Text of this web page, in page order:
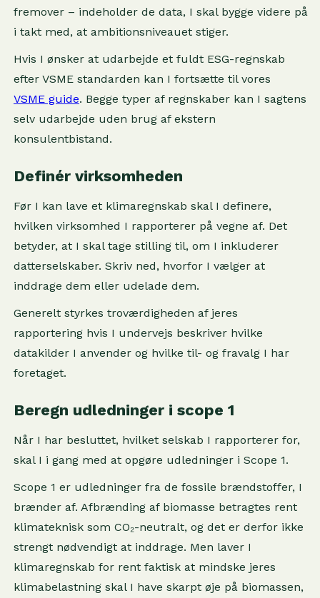
fremover – indeholder de data, I skal bygge videre på
i takt med, at ambitionsniveauet stiger.
Hvis I ønsker at udarbejde et fuldt ESG-regnskab
efter VSME standarden kan I fortsætte til vores
VSME guide. Begge typer af regnskaber kan I sagtens
selv udarbejde uden brug af ekstern
konsulentbistand.
Definér virksomheden
Før I kan lave et klimaregnskab skal I definere,
hvilken virksomhed I rapporterer på vegne af. Det
betyder, at I skal tage stilling til, om I inkluderer
datterselskaber. Skriv ned, hvorfor I vælger at
inddrage dem eller udelade dem.
Generelt styrkes troværdigheden af jeres
rapportering hvis I undervejs beskriver hvilke
datakilder I anvender og hvilke til- og fravalg I har
foretaget.
Beregn udledninger i scope 1
Når I har besluttet, hvilket selskab I rapporterer for,
skal I i gang med at opgøre udledninger i Scope 1.
Scope 1 er udledninger fra de fossile brændstoffer, I
brænder af. Afbrænding af biomasse betragtes rent
klimateknisk som CO₂-neutralt, og det er derfor ikke
strengt nødvendigt at inddrage. Men laver I
klimaregnskab for rent faktisk at mindske jeres
klimabelastning skal I have skarpt øje på biomassen,